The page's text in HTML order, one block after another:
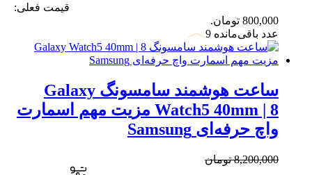
قیمت فعلی:
800,000 تومان.
عدد باقی‌مانده 9
ساعت هوشمند سامسونگ Galaxy
Watch5 40mm | 8 مزیت مهم اسمارت
واچ حرفه‌ای Samsung
8,200,000 تومان